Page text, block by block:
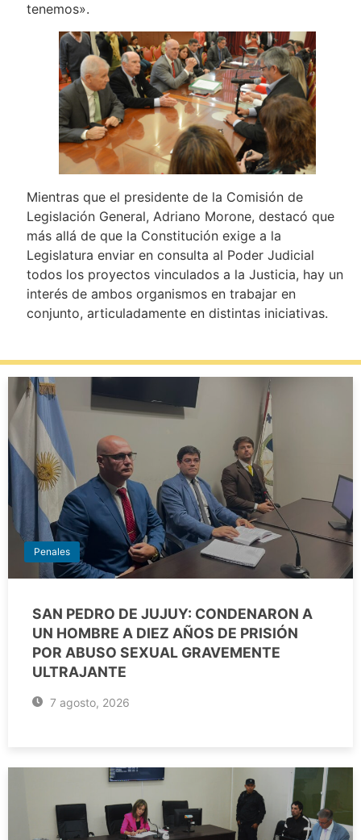
tenemos».
Mientras que el presidente de la Comisión de
Legislación General, Adriano Morone, destacó que
más allá de que la Constitución exige a la
Legislatura enviar en consulta al Poder Judicial
todos los proyectos vinculados a la Justicia, hay un
interés de ambos organismos en trabajar en
conjunto, articuladamente en distintas iniciativas.
Penales
SAN PEDRO DE JUJUY: CONDENARON A
UN HOMBRE A DIEZ AÑOS DE PRISIÓN
POR ABUSO SEXUAL GRAVEMENTE
ULTRAJANTE
7 agosto, 2026